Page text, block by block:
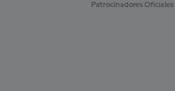
Patrocinadores Oficiales